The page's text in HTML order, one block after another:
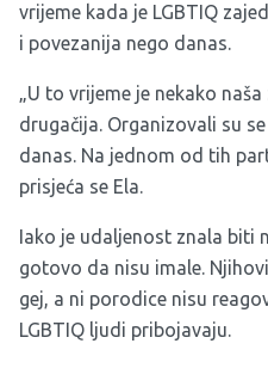
vrijeme kada je LGBTIQ
i povezanija nego danas.
„U to vrijeme je nekako
drugačija. Organizovali su
danas. Na jednom od tih
prisjeća se Ela.
Iako je udaljenost znala biti
gotovo da nisu imale.
gej, a ni porodice nisu
LGBTIQ ljudi pribojavaju.